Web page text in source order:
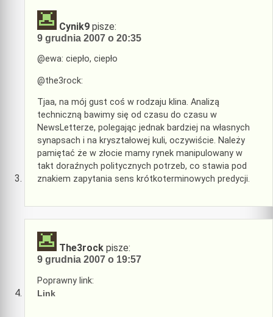
Cynik9 pisze:
9 grudnia 2007 o 20:35
@ewa: ciepło, ciepło
@the3rock:
Tjaa, na mój gust coś w rodzaju klina. Analizą
techniczną bawimy się od czasu do czasu w
NewsLetterze, polegając jednak bardziej na własnych
synapsach i na kryształowej kuli, oczywiście. Należy
pamiętać że w złocie mamy rynek manipulowany w
takt doraźnych politycznych potrzeb, co stawia pod
znakiem zapytania sens krótkoterminowych predycji.
The3rock pisze:
9 grudnia 2007 o 19:57
Poprawny link:
Link